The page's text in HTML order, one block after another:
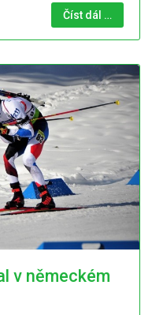
Číst dál …
v německém